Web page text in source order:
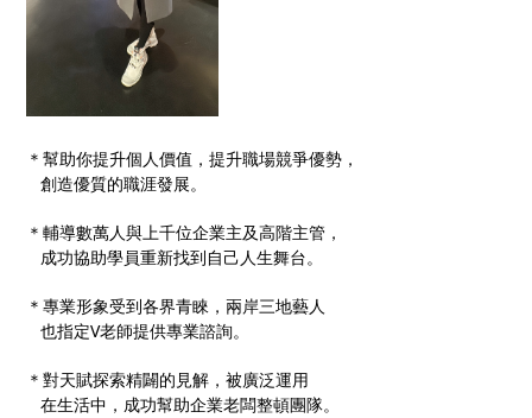
＊幫助你提升個人價值，提升職場競爭優勢，
創造優質的職涯發展。
＊輔導數萬人與上千位企業主及高階主管，
成功協助學員重新找到自己人生舞台。
＊專業形象受到各界青睞，兩岸三地藝人
也指定V老師提供專業諮詢。
＊對天賦探索精闢的見解，被廣泛運用
在生活中，成功幫助企業老闆整頓團隊。